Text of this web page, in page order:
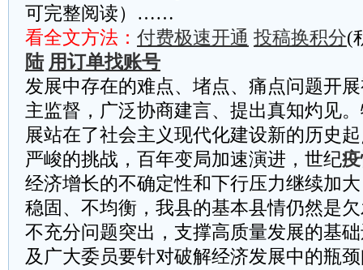
可完整阅读）……
看全文方法： 付费极速开通 投稿换积分(
陆 用订单找账号
发展中存在的难点、堵点、痛点问题开
主监督，广泛协商建言、提出真知灼见
展站在了社会主义现代化建设新的历史
严峻的挑战，百年变局加速演进，世纪
经济增长的不确定性和下行压力继续加
稳固、不均衡，我县的基本县情仍然是
不充分问题突出，支撑高质量发展的基
及广大委员要针对破解经济发展中的瓶